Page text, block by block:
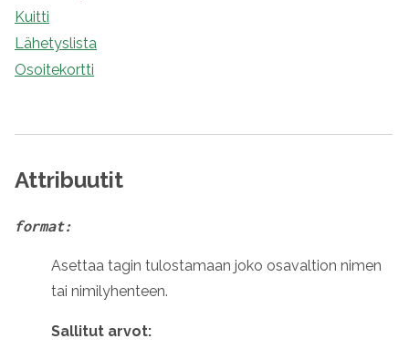
Kuitti
Lähetyslista
Osoitekortti
Attribuutit
format:
Asettaa tagin tulostamaan joko osavaltion nimen
tai nimilyhenteen.
Sallitut arvot: